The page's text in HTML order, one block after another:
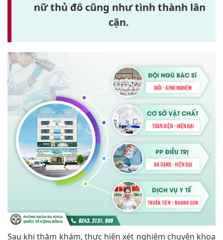
nữ thủ đô cũng như tình thành lân
cận.
Sau khi thăm khám, thực hiện xét nghiệm chuyên khoa